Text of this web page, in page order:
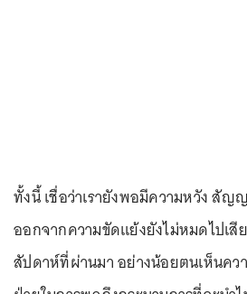
ทั้งนี้ เชื่อว่าเรายังพอมีความหวัง สั
ออกจากความขัดแย้งยังไม่หมดไปเสี
สัปดาห์ที่ผ่านมา อย่างน้อยตนเห็นคว